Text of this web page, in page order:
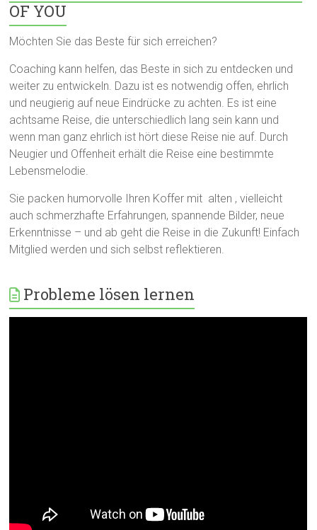
OF YOU
Möchten Sie das Beste für sich erreichen?
Coaching kann helfen, das Beste in sich zu entdecken und
weiter zu entwickeln. Dazu ist es notwendig offen, ehrlich
und neugierig auf neue Eindrücke zu achten. Es ist eine
achtsame Reise, die unterschiedlich lang sein kann und
wenn man ganz ehrlich ist hört diese Reise nie auf. Durch
Neugier und Offenheit erhält die Reise eine bestimmte
Lebensmelodie.
Sie packen humorvolle Ihren Koffer mit alten , vielleicht
auch schmerzhafte Erfahrungen, spannende Bilder, neue
Erkenntnisse – und ab geht die Reise in die Zukunft! Einfach
Mitglied werden und sich selbst reflektieren.
Probleme lösen lernen